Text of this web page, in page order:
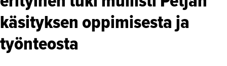
käsityksen oppimisesta ja
työnteosta